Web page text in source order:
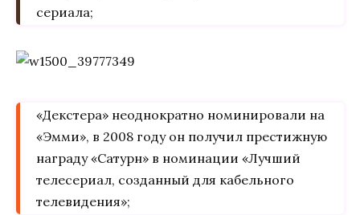
сериала;
«Декстера» неоднократно номинировали на
«Эмми», в 2008 году он получил престижную
награду «Сатурн» в номинации «Лучший
телесериал, созданный для кабельного
телевидения»;